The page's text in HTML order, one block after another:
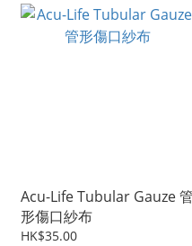
Acu-Life Tubular Gauze 管
形傷口紗布
HK$35.00